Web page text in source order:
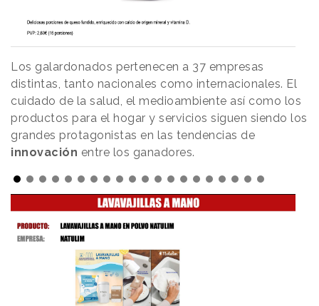
Los galardonados pertenecen a 37 empresas
distintas, tanto nacionales como internacionales. El
cuidado de la salud, el medioambiente así como los
productos para el hogar y servicios siguen siendo los
grandes protagonistas en las tendencias de
innovación entre los ganadores.